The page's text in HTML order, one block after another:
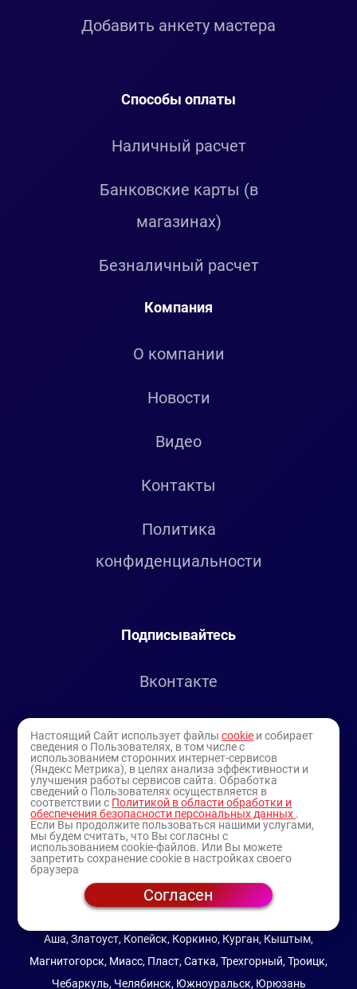
Добавить анкету мастера
Способы оплаты
Наличный расчет
Банковские карты (в
магазинах)
Безналичный расчет
Компания
О компании
Новости
Видео
Контакты
Политика
конфиденциальности
Подписывайтесь
Вконтакте
Youtube
© 1994-2025
— торговая витрина ИП Булатов В.А.
Аша, Златоуст, Копейск, Коркино, Курган, Кыштым,
Магнитогорск, Миасс, Пласт, Сатка, Трехгорный, Троицк,
Чебаркуль, Челябинск, Южноуральск, Юрюзань
Настоящий Сайт использует файлыcookie и собирает
сведения о Пользователях, в том числе с
использованием сторонних интернет-сервисов
(Яндекс Метрика), в целях анализа эффективности и
улучшения работы сервисов сайта. Обработка
сведений о Пользователях осуществляется в
соответствии с Политикой в области обработки и
обеспечения безопасности персональных данных .
Если Вы продолжите пользоваться нашими услугами,
мы будем считать, что Вы согласны с
использованием cookie-файлов. Или Вы можете
запретить сохранение cookie в настройках своего
браузера
Согласен